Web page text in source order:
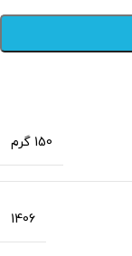
150 گرم
1406